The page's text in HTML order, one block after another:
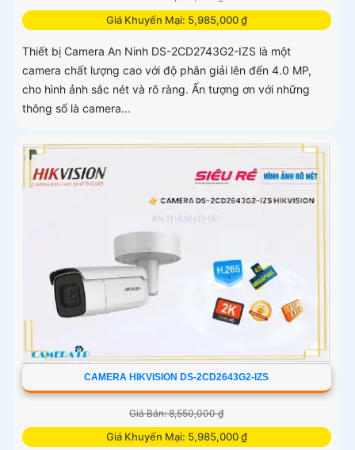
Giá Khuyến Mại: 5,985,000 ₫
Thiết bị Camera An Ninh DS-2CD2743G2-IZS là một
camera chất lượng cao với độ phân giải lên đến 4.0 MP,
cho hình ảnh sắc nét và rõ ràng. Ấn tượng ơn với những
thông số là camera...
CAMERA HIKVISION DS-2CD2643G2-IZS
Giá Bán: 8,550,000 ₫
Giá Khuyến Mại: 5,985,000 ₫